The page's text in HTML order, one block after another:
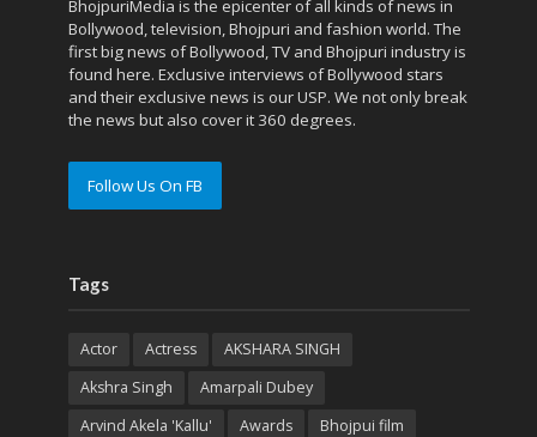
BhojpuriMedia is the epicenter of all kinds of news in
Bollywood, television, Bhojpuri and fashion world. The
first big news of Bollywood, TV and Bhojpuri industry is
found here. Exclusive interviews of Bollywood stars
and their exclusive news is our USP. We not only break
the news but also cover it 360 degrees.
Follow Us On FB
Tags
Actor Actress
AKSHARA SINGH
Akshra Singh
Amarpali Dubey
Arvind Akela 'Kallu'
Awards
Bhojpui film